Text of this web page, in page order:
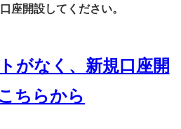
座開設してください。
がなく、新規口座開
ちらから